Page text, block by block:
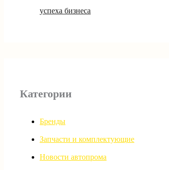
успеха бизнеса
Категории
Бренды
Запчасти и комплектующие
Новости автопрома